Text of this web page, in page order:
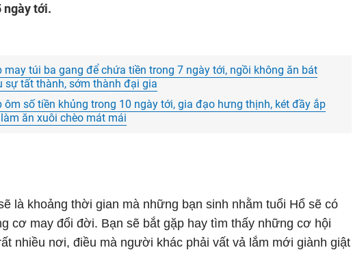
ngày tới.
may túi ba gang để chứa tiền trong 7 ngày tới, ngồi không ăn bát
sự tất thành, sớm thành đại gia
ôm số tiền khủng trong 10 ngày tới, gia đạo hưng thịnh, két đầy ắp
ăn xuôi chèo mát mái
là khoảng thời gian mà những bạn sinh nhằm tuổi Hổ sẽ có
cơ may đổi đời. Bạn sẽ bắt gặp hay tìm thấy những cơ hội
nhiều nơi, điều mà người khác phải vất vả lắm mới giành giật